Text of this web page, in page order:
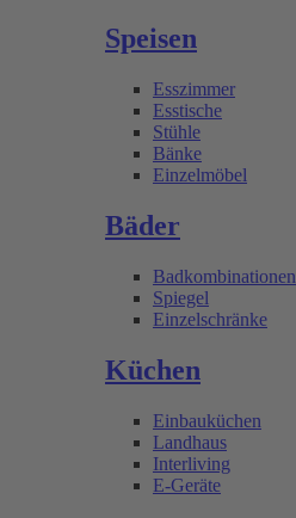
Speisen
Esszimmer
Esstische
Stühle
Bänke
Einzelmöbel
Bäder
Badkombinationen
Spiegel
Einzelschränke
Küchen
Einbauküchen
Landhaus
Interliving
E-Geräte